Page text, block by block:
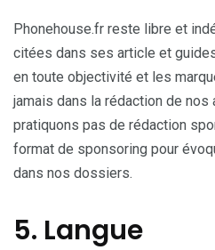
Phonehouse.fr reste libre et
citées dans ses article et
en toute objectivité et les
jamais dans la rédaction de nos
pratiquons pas de rédaction
format de sponsoring pour
dans nos dossiers.
5. Langue